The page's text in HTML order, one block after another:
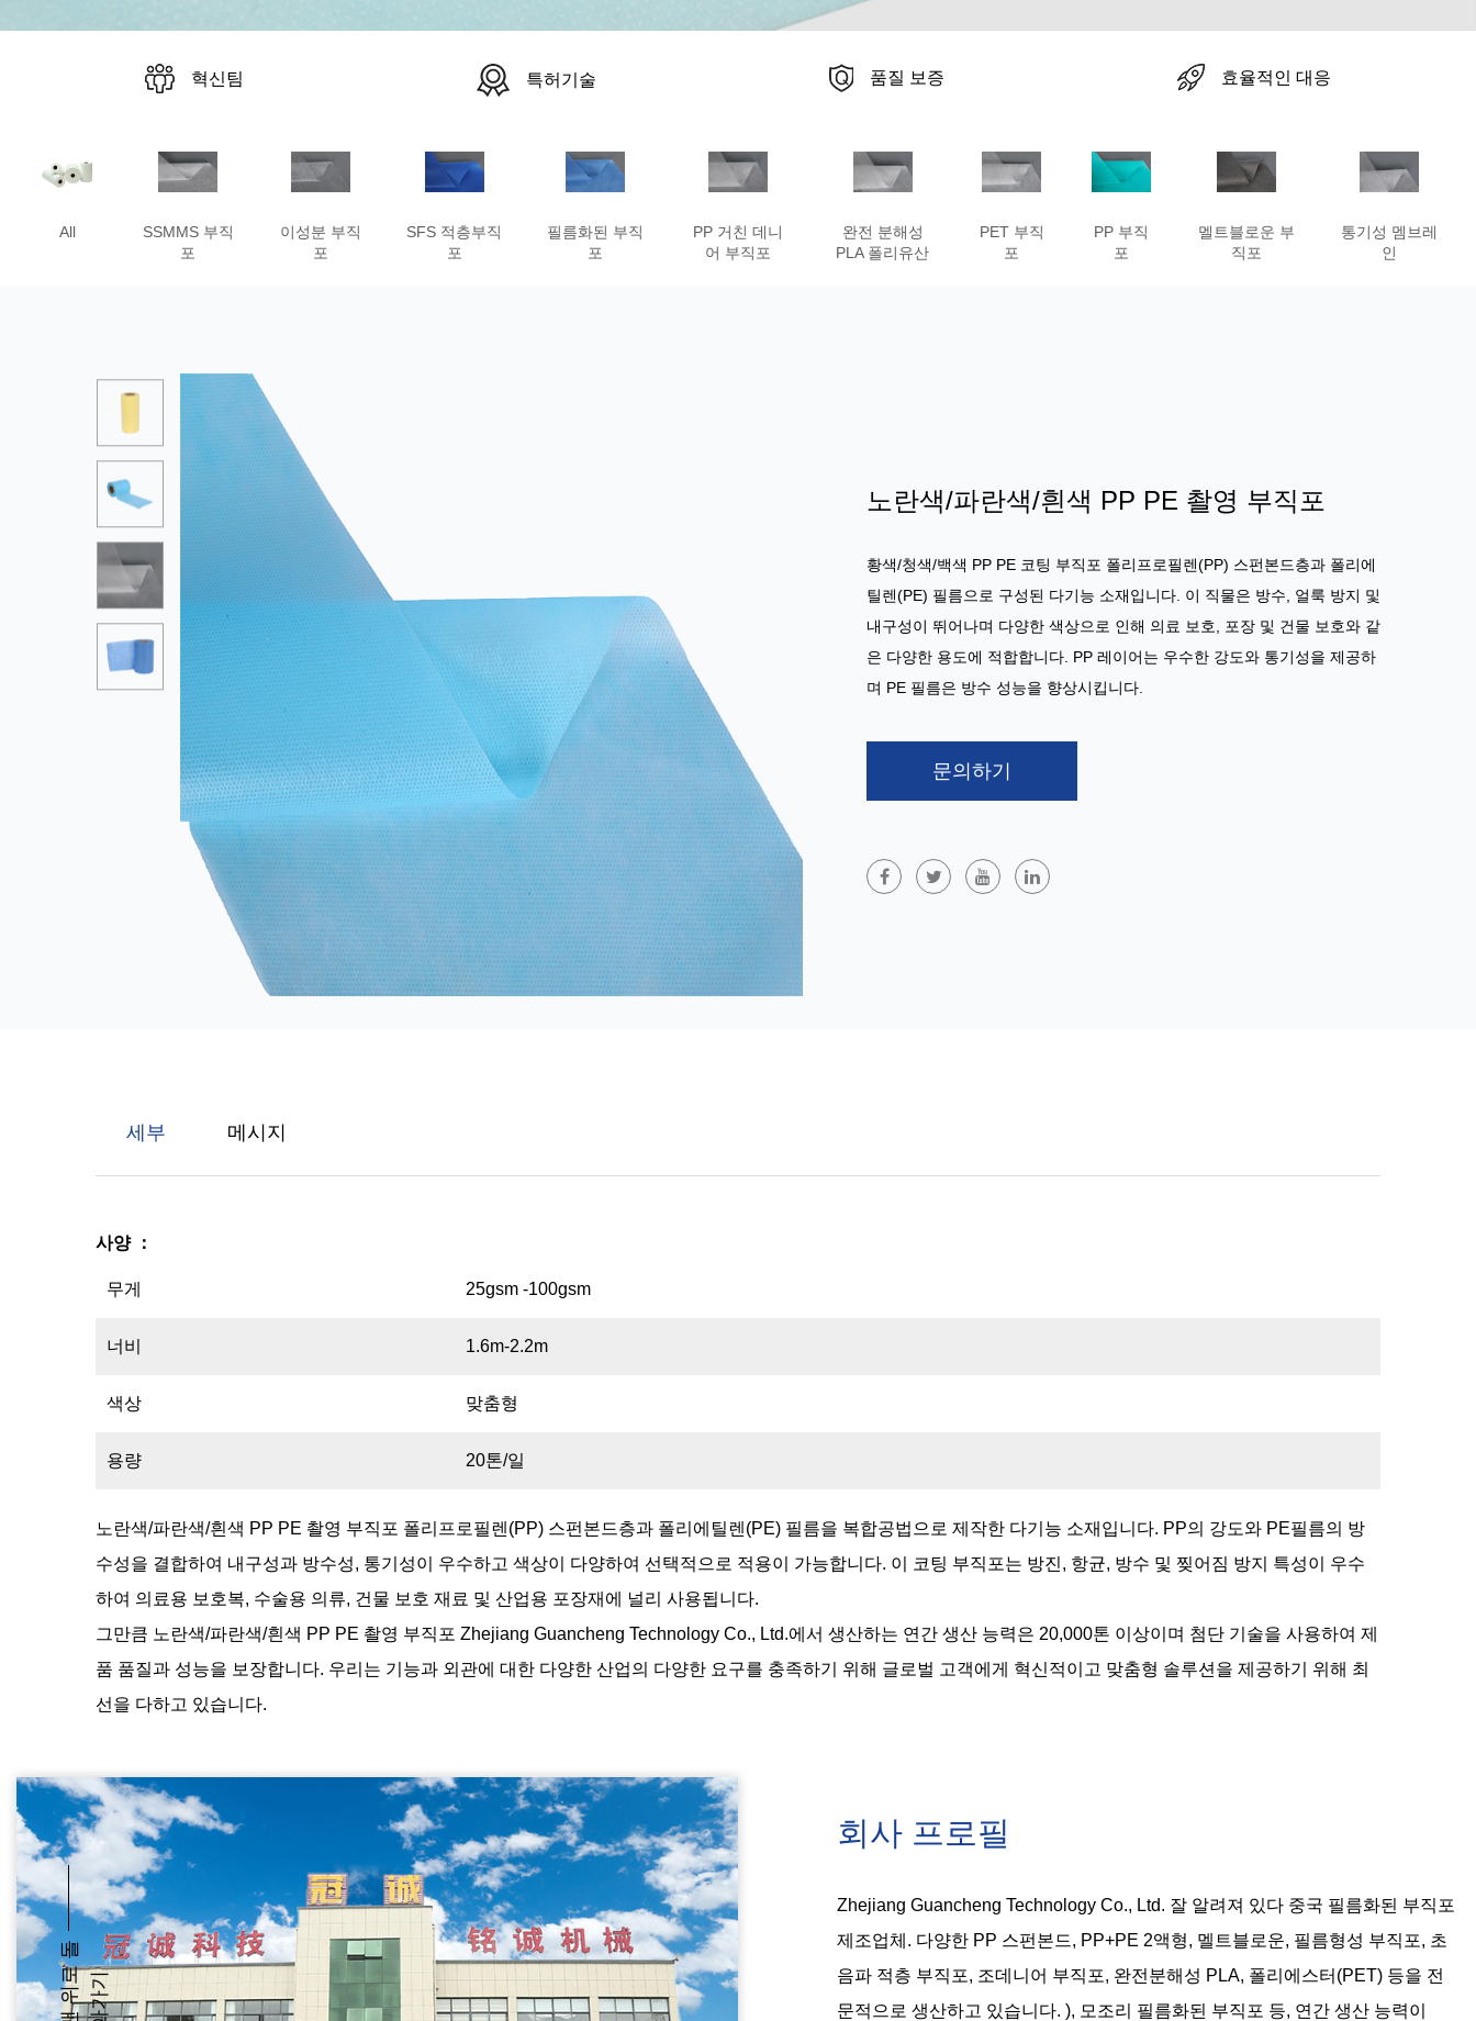
혁신팀 특허기술 품질 보증 효율적인 대응
All
SSMMS 부직
포
이성분 부직
포
SFS 적층부직
포
필름화된 부직
포
PP 거친 데니
어 부직포
완전 분해성
PLA 폴리유산
PET 부직
포
PP 부직
포
멜트블로운 부
직포
통기성 멤브레
인
노란색/파란색/흰색 PP PE 촬영 부직포
황색/청색/백색 PP PE 코팅 부직포 폴리프로필렌(PP) 스펀본드층과 폴리에
틸렌(PE) 필름으로 구성된 다기능 소재입니다. 이 직물은 방수, 얼룩 방지 및
내구성이 뛰어나며 다양한 색상으로 인해 의료 보호, 포장 및 건물 보호와 같
은 다양한 용도에 적합합니다. PP 레이어는 우수한 강도와 통기성을 제공하
며 PE 필름은 방수 성능을 향상시킵니다.
문의하기
세부 메시지
사양 ：
무게 25gsm -100gsm
너비 1.6m-2.2m
색상 맞춤형
용량 20톤/일
노란색/파란색/흰색 PP PE 촬영 부직포 폴리프로필렌(PP) 스펀본드층과 폴리에틸렌(PE) 필름을 복합공법으로 제작한 다기능 소재입니다. PP의 강도와 PE필름의 방
수성을 결합하여 내구성과 방수성, 통기성이 우수하고 색상이 다양하여 선택적으로 적용이 가능합니다. 이 코팅 부직포는 방진, 항균, 방수 및 찢어짐 방지 특성이 우수
하여 의료용 보호복, 수술용 의류, 건물 보호 재료 및 산업용 포장재에 널리 사용됩니다.
그만큼 노란색/파란색/흰색 PP PE 촬영 부직포 Zhejiang Guancheng Technology Co., Ltd.에서 생산하는 연간 생산 능력은 20,000톤 이상이며 첨단 기술을 사용하여 제
품 품질과 성능을 보장합니다. 우리는 기능과 외관에 대한 다양한 산업의 다양한 요구를 충족하기 위해 글로벌 고객에게 혁신적이고 맞춤형 솔루션을 제공하기 위해 최
선을 다하고 있습니다.
회사 프로필
Zhejiang Guancheng Technology Co., Ltd. 잘 알려져 있다 중국 필름화된 부직포
제조업체 . 다양한 PP 스펀본드, PP+PE 2액형, 멜트블로운, 필름형성 부직포, 초
음파 적층 부직포, 조데니어 부직포, 완전분해성 PLA, 폴리에스터(PET) 등을 전
문적으로 생산하고 있습니다. ), 모조리 필름화된 부직포 등, 연간 생산 능력이
맨
위
로
돌
아
가기